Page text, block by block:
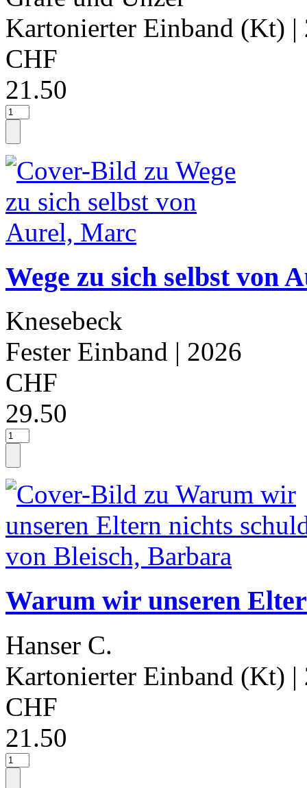
Kartonierter Einband (Kt) |
CHF
21.50
Wege zu sich selbst von
Knesebeck
Fester Einband | 2026
CHF
29.50
Warum wir unseren
Hanser C.
Kartonierter Einband (Kt) |
CHF
21.50